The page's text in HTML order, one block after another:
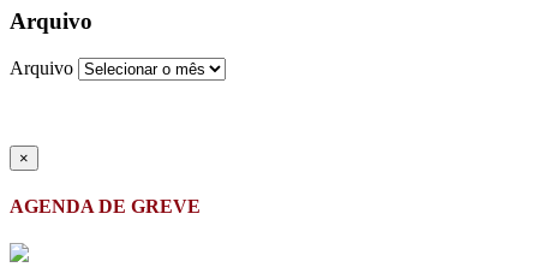
Arquivo
Arquivo
×
AGENDA DE GREVE